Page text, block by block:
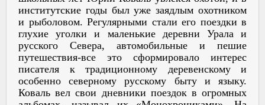
институтские годы был уже заядлым охотником
и рыболовом. Регулярными стали его поездки в
глухие уголки и маленькие деревни Урала и
русского Севера, автомобильные и пешие
путешествия-все это сформировало интерес
писателя к традиционному деревенскому и
особенно северному русскому быту и языку.
Коваль вел свои дневники поездок в огромных